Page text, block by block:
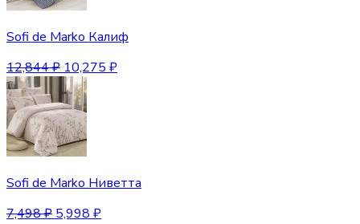
Sofi de Marko Калиф
12,844₽ 10,275 ₽
Sofi de Marko Ниветта
7,498₽ 5,998 ₽